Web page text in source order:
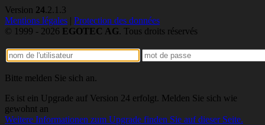
Version 24.2.1.3
Mentions légales | Protection des données
© 1999 - 2026 EGOTEC AG. Tous droits réservés
Bitte melden Sie sich an.
Es ist ein Upgrade auf Version 24 erfolgt. Melden Sie sich wie
gewohnt an
Weitere Informationen zum Upgrade finden Sie auf dieser Seite.